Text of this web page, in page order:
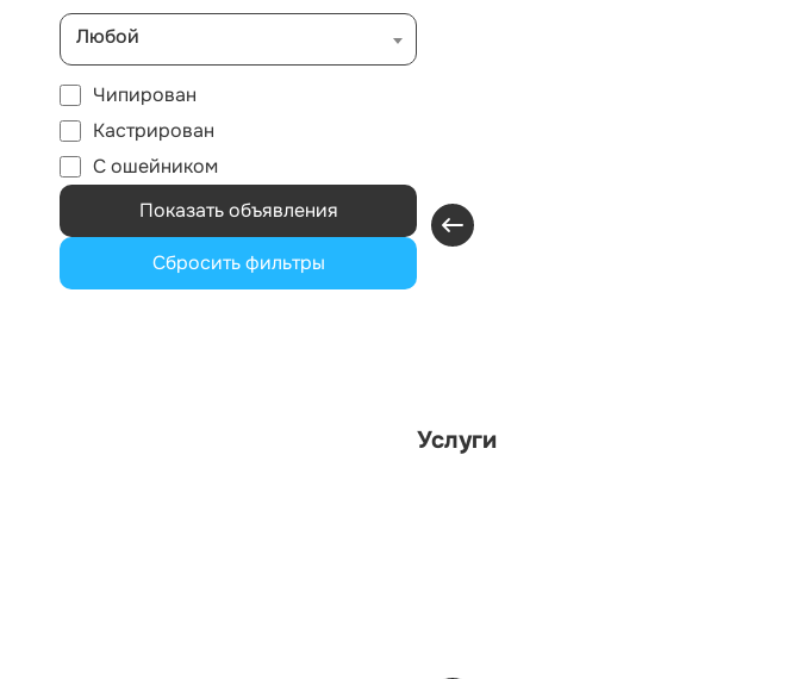
Любой
Чипирован
Кастрирован
С ошейником
Показать объявления
Сбросить фильтры
Услуги